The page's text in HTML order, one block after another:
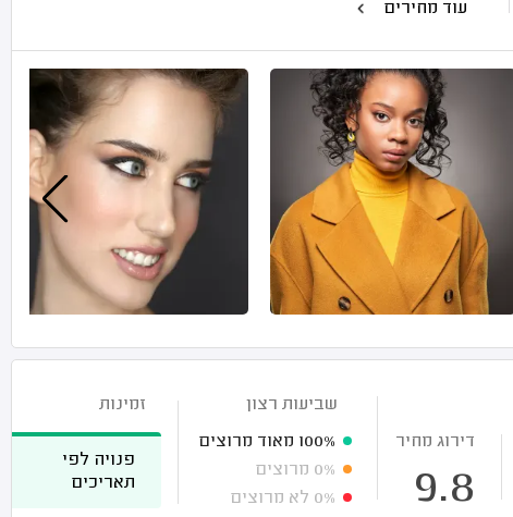
עוד מחירים
דירוג מחיר
9.8
שביעות רצון
100% מאוד מרוצים
0% מרוצים
0% לא מרוצים
זמינות
פנויה לפי
תאריכים